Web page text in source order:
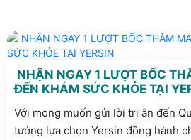
NHẬN NGAY 1 LƯỢT BỐC
ĐẾN KHÁM SỨC KHỎE TẠI
Với mong muốn gửi lời tri ân đến
tưởng lựa chọn Yersin đồng hành